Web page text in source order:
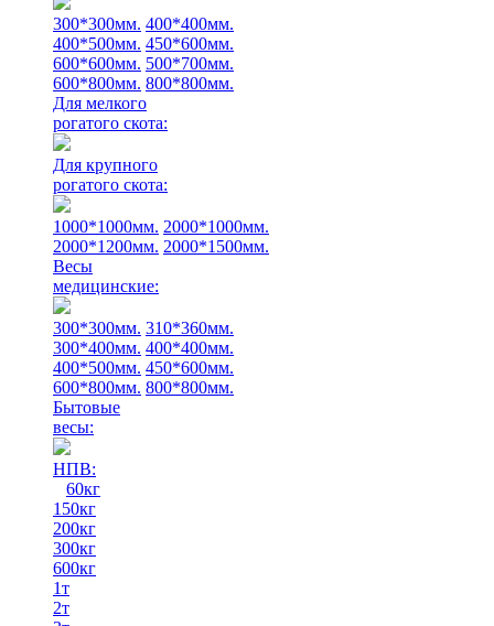
300*300мм. 400*400мм.
400*500мм. 450*600мм.
600*600мм. 500*700мм.
600*800мм. 800*800мм.
Для мелкого
рогатого скота:
Для крупного
рогатого скота:
1000*1000мм. 2000*1000мм.
2000*1200мм. 2000*1500мм.
Весы
медицинские:
300*300мм. 310*360мм.
300*400мм. 400*400мм.
400*500мм. 450*600мм.
600*800мм. 800*800мм.
Бытовые
весы:
НПВ:
60кг
150кг
200кг
300кг
600кг
1т
2т